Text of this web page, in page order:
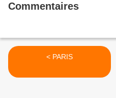
Commentaires
< PARIS